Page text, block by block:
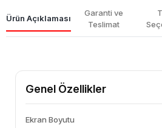
Ürün Açıklaması
Garanti ve
Teslimat
Genel Özellikler
Ekran Boyutu